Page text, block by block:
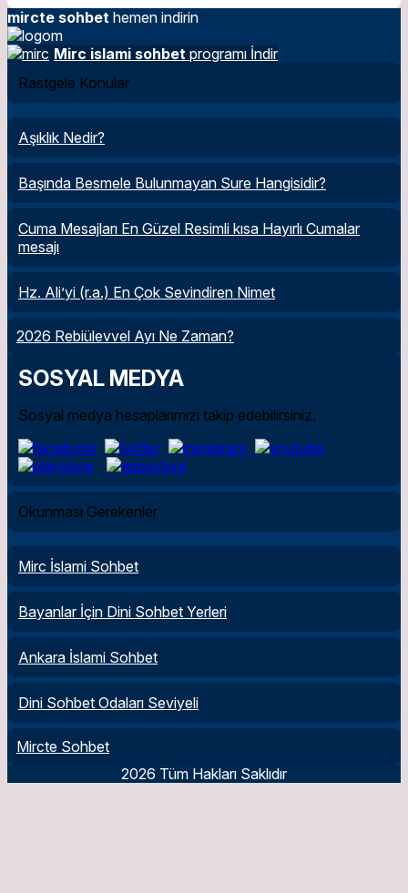
mircte sohbet hemen indirin
Mirc islami sohbet programı İndir
Rastgele Konular
Aşıklık Nedir?
Başında Besmele Bulunmayan Sure Hangisidir?
Cuma Mesajları En Güzel Resimli kısa Hayırlı Cumalar
mesajı
Hz. Ali’yi (r.a.) En Çok Sevindiren Nimet
2026 Rebiülevvel Ayı Ne Zaman?
SOSYAL MEDYA
Sosyal medya hesaplarımızı takip edebilirsiniz.
Okunması Gerekenler
Mirc İslami Sohbet
Bayanlar İçin Dini Sohbet Yerleri
Ankara İslami Sohbet
Dini Sohbet Odaları Seviyeli
Mircte Sohbet
2026 Tüm Hakları Saklıdır